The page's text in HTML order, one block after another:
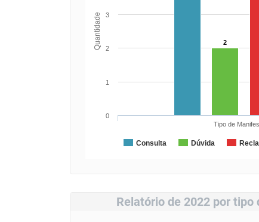
Quantidade 2
Consulta Dúvida
Tipo de
0
1
2
3
Relatório de 2022 por